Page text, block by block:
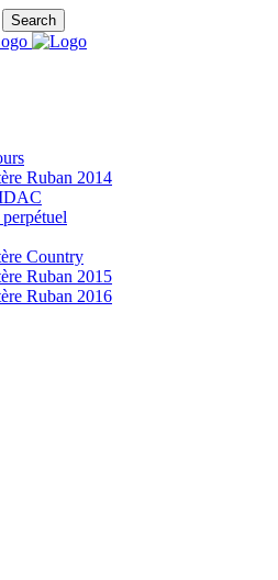
Ruban 2014
Country
Ruban 2015
Ruban 2016